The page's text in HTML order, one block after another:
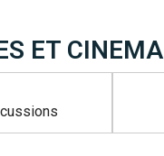
ET CINEMA